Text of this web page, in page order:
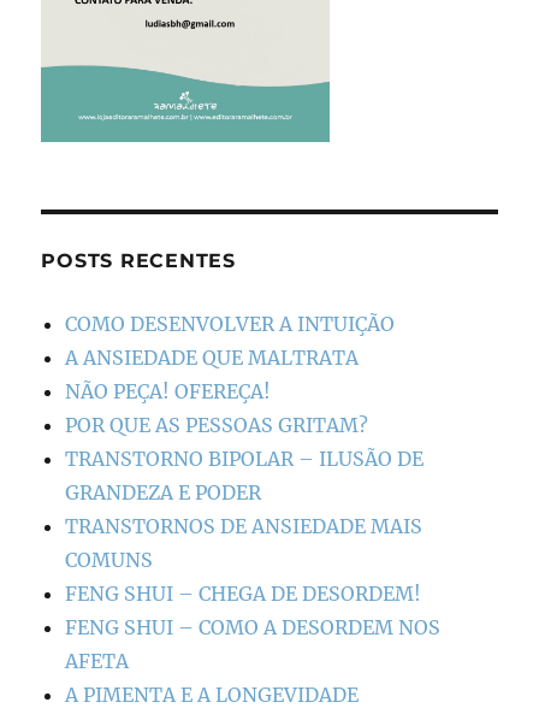
POSTS RECENTES
COMO DESENVOLVER A INTUIÇÃO
A ANSIEDADE QUE MALTRATA
NÃO PEÇA! OFEREÇA!
POR QUE AS PESSOAS GRITAM?
TRANSTORNO BIPOLAR – ILUSÃO DE
GRANDEZA E PODER
TRANSTORNOS DE ANSIEDADE MAIS
COMUNS
FENG SHUI – CHEGA DE DESORDEM!
FENG SHUI – COMO A DESORDEM NOS
AFETA
A PIMENTA E A LONGEVIDADE